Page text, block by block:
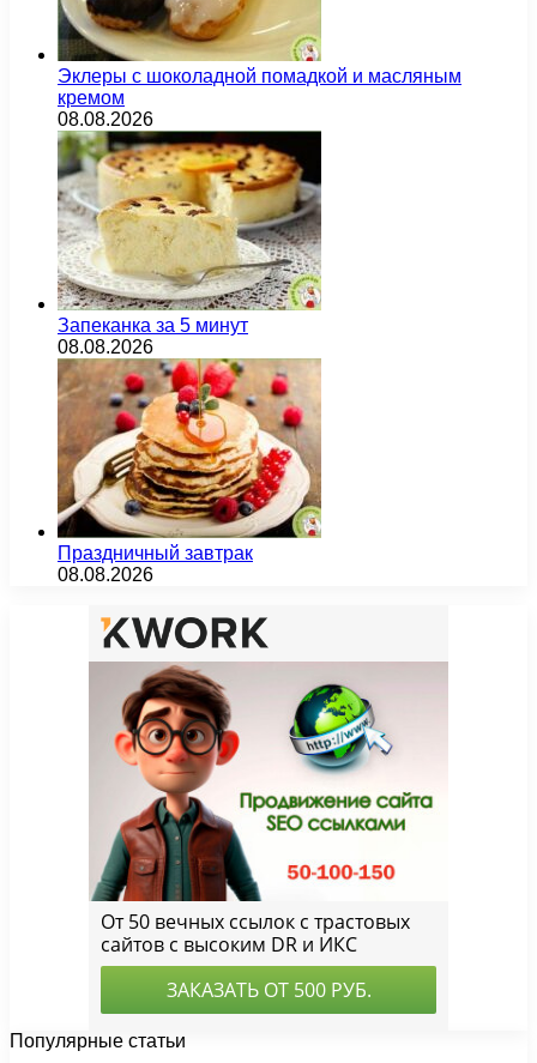
Эклеры с шоколадной помадкой и масляным
кремом
08.08.2026
Запеканка за 5 минут
08.08.2026
Праздничный завтрак
08.08.2026
Популярные статьи